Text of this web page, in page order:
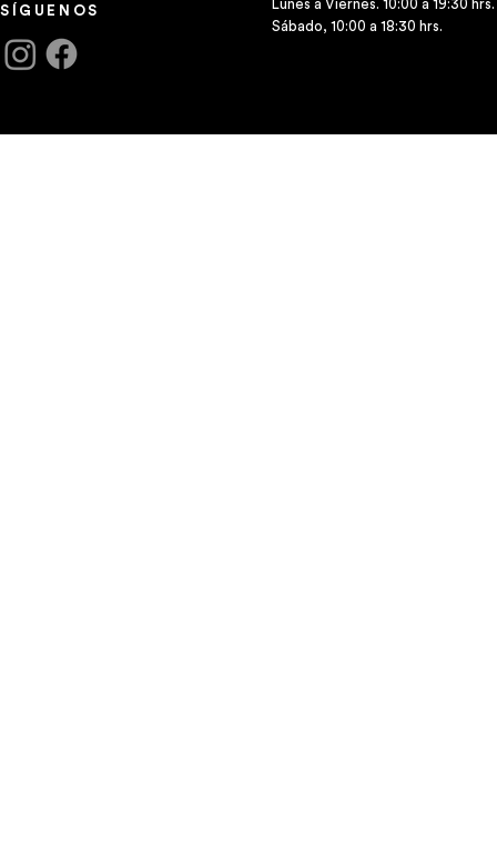
SÍGUENOS
Lunes a Viernes. 10:00 a 19:30 hrs.
Sábado, 10:00 a 18:30 hrs.